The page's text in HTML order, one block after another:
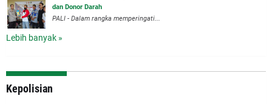
dan Donor Darah
PALI - Dalam rangka memperingati...
Lebih banyak »
Kepolisian